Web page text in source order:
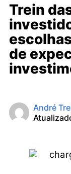
Trein
de
André